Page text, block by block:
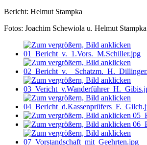
Bericht: Helmut Stampka
Fotos: Joachim Schewiola u. Helmut Stampka